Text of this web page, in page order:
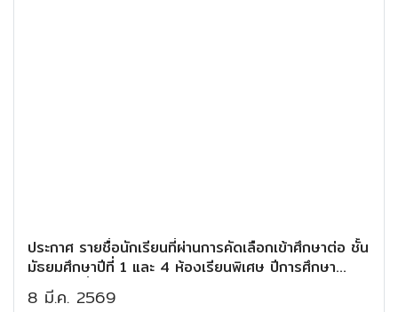
ประกาศ รายชื่อนักเรียนที่ผ่านการคัดเลือกเข้าศึกษาต่อ ชั้น
มัธยมศึกษาปีที่ 1 และ 4 ห้องเรียนพิเศษ ปีการศึกษา
2569 (เพิ่มเติม)
8 มี.ค. 2569